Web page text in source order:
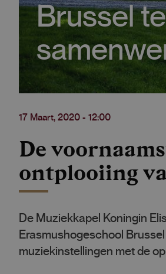
Brussel
17 Maart, 2020 - 12:00
De
ontplooiing
De Muziekkapel Koningin
Erasmushogeschool
muziekinstellingen met de